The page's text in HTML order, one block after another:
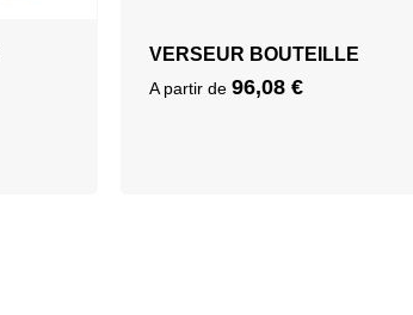
VERSEUR BOUTEILLE
A partir de96,08€